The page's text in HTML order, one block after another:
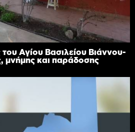
Αγίου Βασιλείου Βιάννου-
μνήμης και παράδοσης